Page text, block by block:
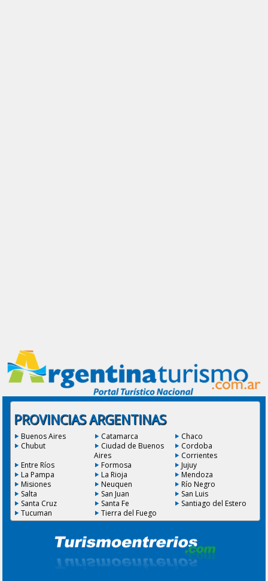
PROVINCIAS ARGENTINAS
Buenos Aires Catamarca
Chaco
Chubut
Ciudad de Buenos
Aires
Cordoba
Corrientes
Entre Ríos
Formosa
Jujuy
La Pampa
La Rioja
Mendoza
Misiones
Neuquen
Río Negro
Salta
San Juan
San Luis
Santa Cruz
Santa Fe
Santiago del Estero
Tucuman
Tierra del Fuego